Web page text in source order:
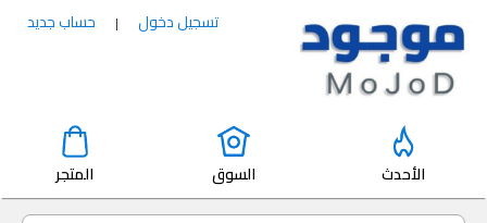
تسجيل دخول | حساب جديد
الأحدث السوق المتجر